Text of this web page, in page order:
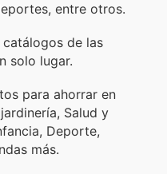
entre otros.
de las
solo lugar.
para ahorrar en
Salud y
Deporte,
más.